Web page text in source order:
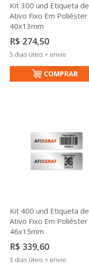
Kit 300 und Etiqueta de
Ativo Fixo Em Poliéster
40x13mm
R$ 274,50
5 dias úteis + envio
COMPRAR
Kit 400 und Etiqueta de
Ativo Fixo Em Poliéster
46x15mm
R$ 339,60
5 dias úteis + envio